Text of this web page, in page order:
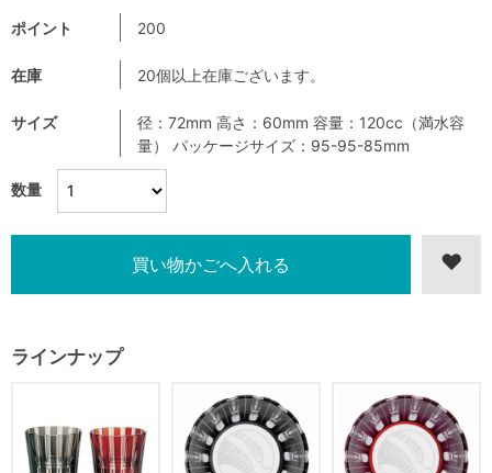
数量
ポイント 200
在庫 20個以上在庫ございます。
サイズ
径：72mm 高さ：60mm 容量：120cc（満水容
量） パッケージサイズ：95-95-85mm
ラインナップ